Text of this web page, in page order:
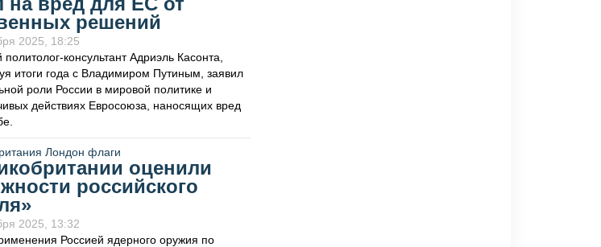
решений
2025, 18:25
политолог-консультант Адриэль Касонта,
итоги года с Владимиром Путиным, заявил
роли России в мировой политике и
действиях Евросоюза, наносящих вред
оценили
российского
2025, 13:32
Россией ядерного оружия по